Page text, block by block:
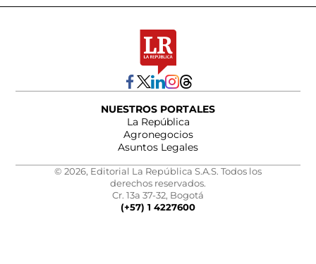
NUESTROS PORTALES
La República
Agronegocios
Asuntos Legales
© 2026, Editorial La República S.A.S. Todos los
derechos reservados.
Cr. 13a 37-32, Bogotá
(+57) 1 4227600